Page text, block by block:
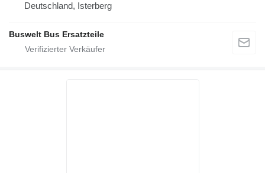
Deutschland, Isterberg
Buswelt Bus Ersatzteile